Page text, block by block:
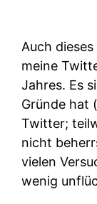
Auch
meine
Jahres. Es
Gründe hat
Twitter;
nicht
vielen
wenig